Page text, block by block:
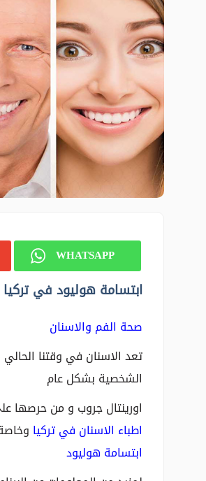
WHATSAPP
ابتسامة هوليود في تركيا
صحة الفم والاسنان
تعد الاسنان في وقتنا
الشخصية بشكل عام
اورينتال جروب و من حرصها
اطباء الاسنان في تركيا
ابتسامة هوليود